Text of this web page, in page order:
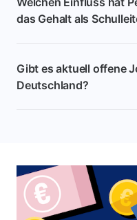
das Gehalt als
Gibt es aktuell offene
Deutschland?